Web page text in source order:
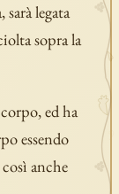
legata
sopra la
ed ha
essendo
anche